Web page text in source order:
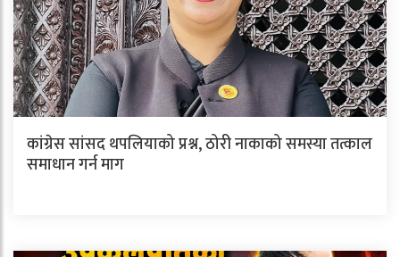
कांग्रेस सांसद थपलियाको प्रश्न, ठोरी नाकाको समस्या तत्काल
समाधान गर्न माग